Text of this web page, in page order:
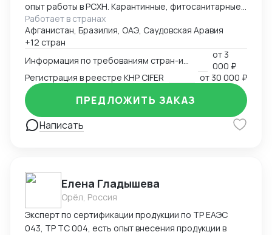
опыт работы в РСХН. Карантинные, фитосанитарные,
ветеринарные и иные сертификаты. Взаимодействие
с лабораториями, госорганами, сюрвейерами,
фумигаторами и т.д. Работа в ГИС Аргус-фито,
Меркурий, Цербер. Аттестация предприятия для
экспорта.
Работает в странах
Афганистан, Бразилия, ОАЭ, Саудовская Аравия
+12 стран
от 3
000 ₽
Регистрация в реестре КНР CIFER
от 30 000 ₽
Написать
ПРЕДЛОЖИТЬ ЗАКАЗ
Елена Гладышева
Орёл, Россия
Эксперт по сертификации продукции по ТР ЕАЭС
043, ТР ТС 004, есть опыт внесения продукции в